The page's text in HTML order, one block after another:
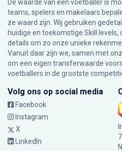
De waarde van een voetballer is
teams, spelers en makelaars
ze waard zijn. Wij gebruiken
huidige en toekomstige Skill
details om zo onze unieke
Vanuit daar zijn we, samen met
om een eigen transferwaarde
voetballers in de grootste
Volg ons op social media
Facebook
Instagram
X
LinkedIn